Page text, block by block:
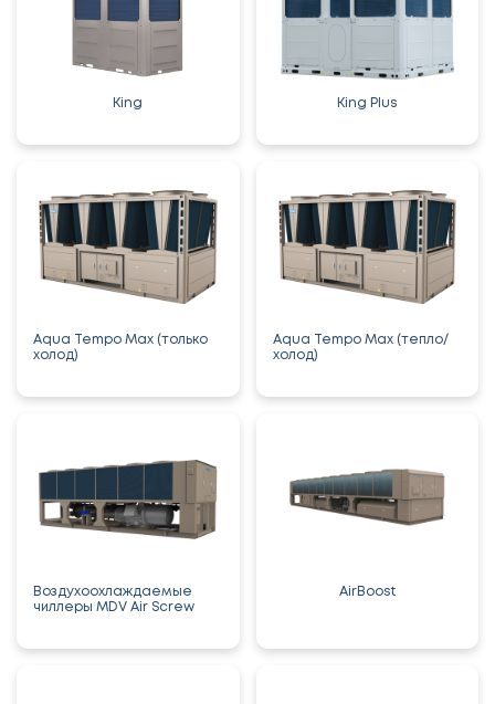
King King Plus
Aqua Tempo Max (только
холод)
Aqua Tempo Max (тепло/
холод)
Воздухоохлаждаемые
чиллеры MDV Air Screw
AirBoost